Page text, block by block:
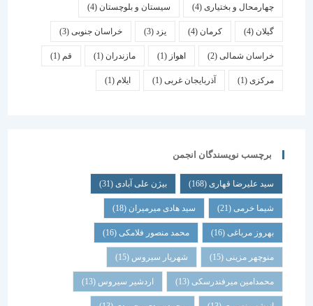
چهارمحال و بختیاری (4) سیستان و بلوچستان(4)
کرمان یزد خراسان جنوبی(3)
خراسان شمالی(2) اهواز مازندران(1) قم
(1) آذربایجان غربی(1) ایلام
برچسب نویسندگان انجمن
سید علیرضا قهاری(168) بیژن علی آبادی(31)
شیما خرمی(21) سید هادی میرمیران(18)
بهروز مرباغی (16) محمد منصور فلامکی (16)
منوچهر مزینی(15) شهریار سیروس(15)
محمدامین میرفندرسکی(13) اردشیر سیروس(13)